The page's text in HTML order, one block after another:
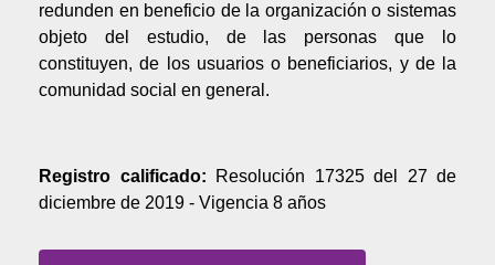
redunden en beneficio de la organización o sistemas
objeto del estudio, de las personas que lo
constituyen, de los usuarios o beneficiarios, y de la
comunidad social en general.
Registro calificado:
Resolución 17325 del 27 de
diciembre de 2019 - Vigencia 8 años